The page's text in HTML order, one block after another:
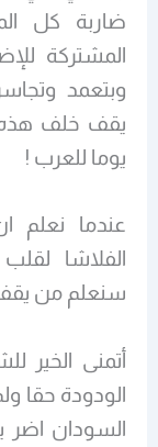
ضاربة كل
المشتركة
وبتعمد
يقف خلف هذه
يوما للعرب !
عندما نعلم
الفلاشا
سنعلم من
أتمنى
الودودة حقا
السودان اضر